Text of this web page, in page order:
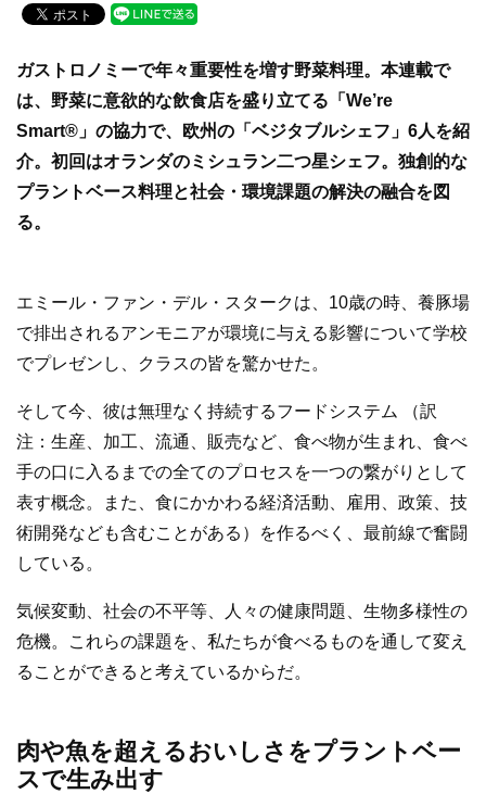
c
e
b
o
o
k
tt
er
e
ガストロノミーで年々重要性を増す野菜料理。本連載で
は、野菜に意欲的な飲食店を盛り立てる「We’re
Smart®」の協力で、欧州の「ベジタブルシェフ」6人を紹
介。初回はオランダのミシュラン二つ星シェフ。独創的な
プラントベース料理と社会・環境課題の解決の融合を図
る。
エミール・ファン・デル・スタークは、10歳の時、養豚場
で排出されるアンモニアが環境に与える影響について学校
でプレゼンし、クラスの皆を驚かせた。
そして今、彼は無理なく持続するフードシステム （訳
注：生産、加工、流通、販売など、食べ物が生まれ、食べ
手の口に入るまでの全てのプロセスを一つの繋がりとして
表す概念。また、食にかかわる経済活動、雇用、政策、技
術開発なども含むことがある）を作るべく、最前線で奮闘
している。
気候変動、社会の不平等、人々の健康問題、生物多様性の
危機。これらの課題を、私たちが食べるものを通して変え
ることができると考えているからだ。
肉や魚を超えるおいしさをプラントベー
スで生み出す